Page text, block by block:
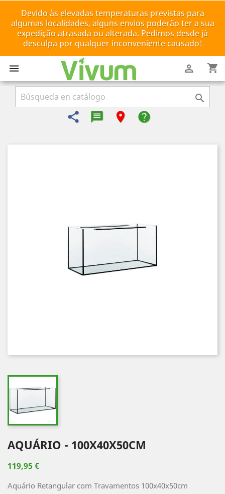
Devido às elevadas temperaturas previstas para
algumas localidades, alguns envios poderão ter a sua
expedição atrasada ou alterada. Pedimos desde já
desculpa por qualquer inconveniente causado!
 shopping_cart


share message-reply-text
room help
AQUÁRIO - 100X40X50CM
119,95 €
Aquário Retangular com Travamentos 100x40x50cm